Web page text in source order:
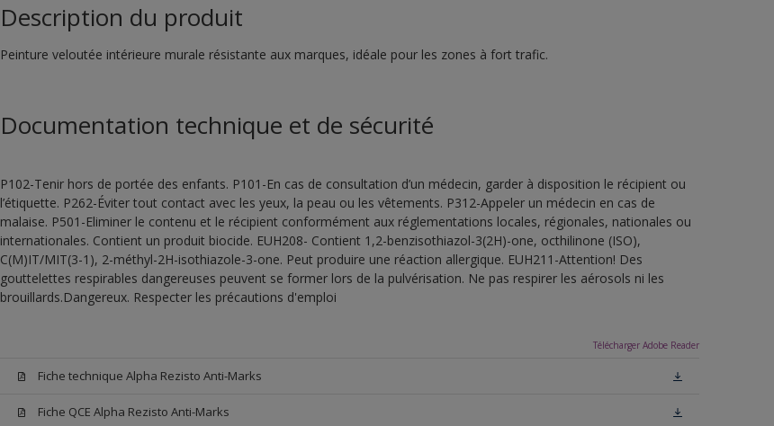
Description du produit
Peinture veloutée intérieure murale résistante aux marques, idéale pour les zones à fort trafic.
Documentation technique et de sécurité
P102-Tenir hors de portée des enfants. P101-En cas de consultation d’un médecin, garder à disposition le récipient ou
l’étiquette. P262-Éviter tout contact avec les yeux, la peau ou les vêtements. P312-Appeler un médecin en cas de
malaise. P501-Eliminer le contenu et le récipient conformément aux réglementations locales, régionales, nationales ou
internationales. Contient un produit biocide. EUH208- Contient 1,2-benzisothiazol-3(2H)-one, octhilinone (ISO),
C(M)IT/MIT(3-1), 2-méthyl-2H-isothiazole-3-one. Peut produire une réaction allergique. EUH211-Attention! Des
gouttelettes respirables dangereuses peuvent se former lors de la pulvérisation. Ne pas respirer les aérosols ni les
brouillards.Dangereux. Respecter les précautions d'emploi
Télécharger Adobe Reader
Fiche technique Alpha Rezisto Anti-Marks
Fiche QCE Alpha Rezisto Anti-Marks